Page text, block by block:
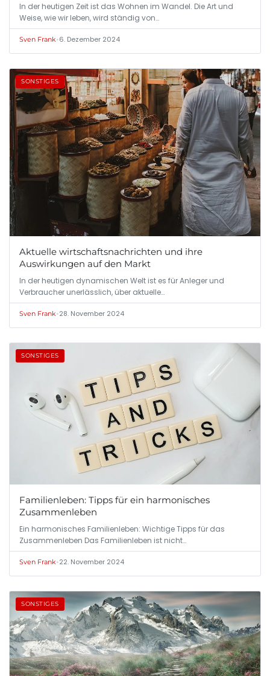
In der heutigen Zeit ist das Wohnen im Wandel. Die Art und
Weise, wie wir leben, wird ständig von…
Sven Frank•6. Dezember 2024
SONSTIGES
Aktuelle wirtschaftsnachrichten und ihre
Auswirkungen auf den Markt
In der heutigen dynamischen Welt ist es für Anleger und
Verbraucher unerlässlich, über aktuelle…
Sven Frank•28. November 2024
SONSTIGES
Familienleben: Tipps für ein harmonisches
Zusammenleben
Ein harmonisches Familienleben: Wichtige Tipps für das
Zusammenleben Das Familienleben ist nicht…
Sven Frank•22. November 2024
SONSTIGES